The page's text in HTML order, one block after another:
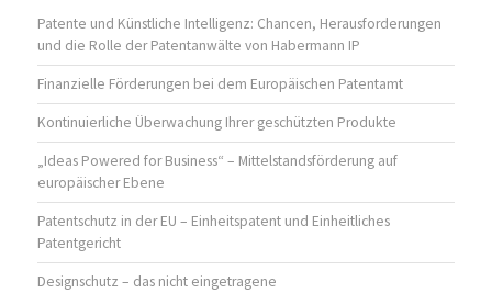
Patente und Künstliche Intelligenz: Chancen, Herausforderungen
und die Rolle der Patentanwälte von Habermann IP
Finanzielle Förderungen bei dem Europäischen Patentamt
Kontinuierliche Überwachung Ihrer geschützten Produkte
„Ideas Powered for Business“ – Mittelstandsförderung auf
europäischer Ebene
Patentschutz in der EU – Einheitspatent und Einheitliches
Patentgericht
Designschutz – das nicht eingetragene